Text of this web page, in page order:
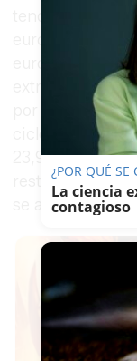
tendrá un
euros al mes. El
euros por día,
extraescolares
por actividad.
ciclo de
23,91 euros al
resto de
se aplicará al
¿POR QUÉ SE
La ciencia
contagioso